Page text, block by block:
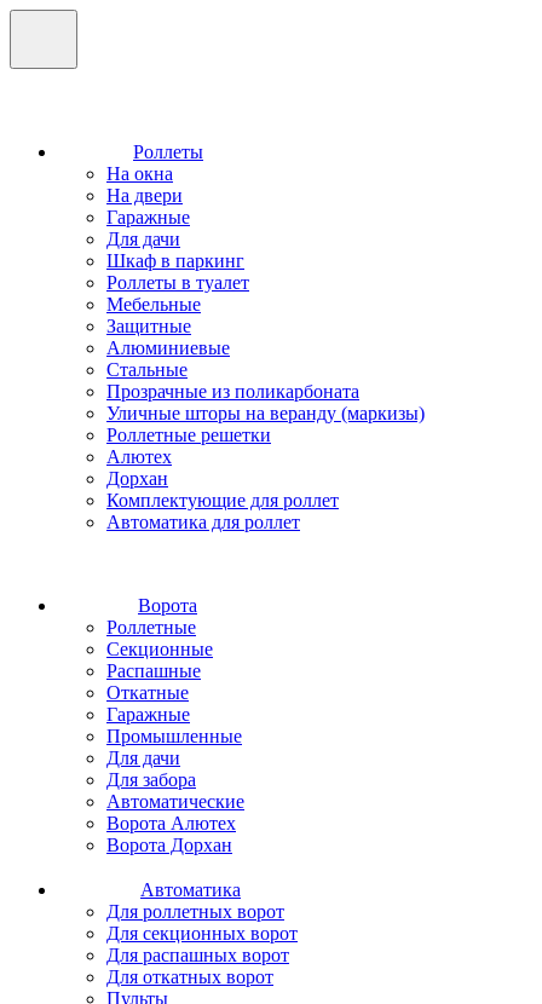
Роллеты
На окна
На двери
Гаражные
Для дачи
Шкаф в паркинг
Роллеты в туалет
Мебельные
Защитные
Алюминиевые
Стальные
Прозрачные из поликарбоната
Уличные шторы на веранду (маркизы)
Роллетные решетки
Алютех
Дорхан
Комплектующие для роллет
Автоматика для роллет
Ворота
Роллетные
Секционные
Распашные
Откатные
Гаражные
Промышленные
Для дачи
Для забора
Автоматические
Ворота Алютех
Ворота Дорхан
Автоматика
Для роллетных ворот
Для секционных ворот
Для распашных ворот
Для откатных ворот
Пульты